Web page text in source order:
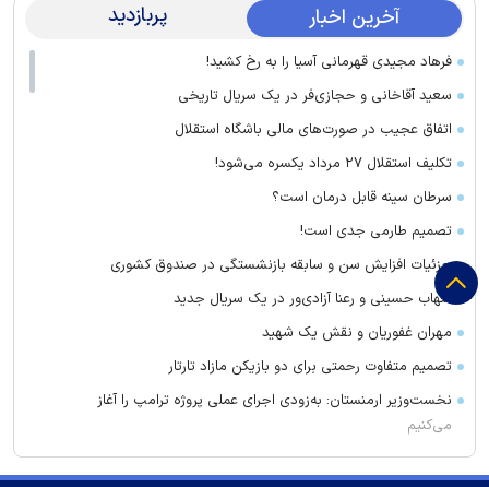
آخرین اخبار پربازدید
فرهاد مجیدی قهرمانی آسیا را به رخ کشید!
سعید آقاخانی و حجازی‌فر در یک سریال تاریخی
اتفاق عجیب در صورت‌های مالی باشگاه استقلال
تکلیف استقلال ۲۷ مرداد یکسره می‌شود!
سرطان سینه قابل درمان است؟
تصمیم طارمی جدی است!
جزئیات افزایش سن و سابقه بازنشستگی در صندوق کشوری
شهاب حسینی و رعنا آزادی‌ور در یک سریال جدید
مهران غفوریان و نقش یک شهید
تصمیم متفاوت رحمتی برای دو بازیکن مازاد تارتار
نخست‌وزیر ارمنستان: به‌زودی اجرای عملی پروژه ترامپ را آغاز
می‌کنیم
زمین‌لرزه ۳.۲ ریشتری در زاهدشهر فارس